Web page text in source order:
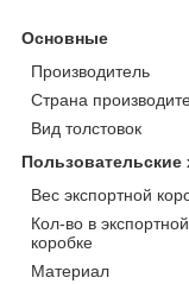
Основные
Производитель
Страна
Вид толстовок
Пользовательские
Вес экспортной
Кол-во в экспортной
коробке
Материал